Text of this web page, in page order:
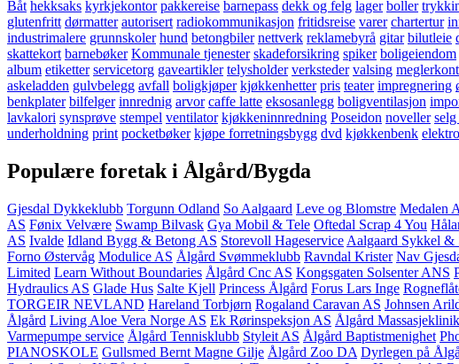
Båt hekksaks kyrkjekontor pakkereise barnepass dekk og felg lager boller
glutenfritt dørmatter autorisert radiokommunikasjon fritidsreise varer chartertur
industrimalere grunnskoler hund betongbiler nettverk reklamebyrå gitar bilutleie
skattekort barnebøker Kommunale tjenester skadeforsikring spiker boligeiendom
album etiketter servicetorg gaveartikler telysholder verksteder valsing
askeladden gulvbelegg avfall boligkjøper kjøkkenhetter pris teater impregnering
benkplater bilfelger innrednig arvor caffe latte eksosanlegg boligventilasjon
lavkalori synsprøve stempel ventilator kjøkkeninnredning Poseidon noveller
underholdning print pocketbøker kjøpe forretningsbygg dvd kjøkkenbenk
Populære foretak i Ålgård/Bygda
Gjesdal Dykkeklubb Torgunn Odland So Aalgaard Leve og Blomstre Medalen
AS Fønix Velvære Swamp Bilvask Gya Mobil & Tele Oftedal Scrap 4 You
AS Ivalde Idland Bygg & Betong AS Storevoll Hageservice Aalgaard Sykkel &
Forno Østervåg Modulice AS Ålgård Svømmeklubb Ravndal Krister Nav
Limited Learn Without Boundaries Ålgård Cnc AS Kongsgaten Solsenter ANS
Hydraulics AS Glade Hus Salte Kjell Princess Ålgård Forus Lars Inge
TORGEIR NEVLAND Hareland Torbjørn Rogaland Caravan AS Johnsen
Ålgård Living Aloe Vera Norge AS Ek Rørinspeksjon AS Ålgård
Varmepumpe service Ålgård Tennisklubb Styleit AS Ålgård Baptistmenighet
PIANOSKOLE Gullsmed Bernt Magne Gilje Ålgård Zoo DA Dyrlegen på